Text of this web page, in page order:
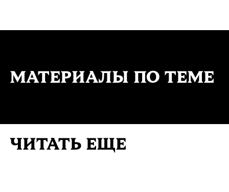
МАТЕРИАЛЫ ПО ТЕМЕ
ЧИТАТЬ ЕЩЕ